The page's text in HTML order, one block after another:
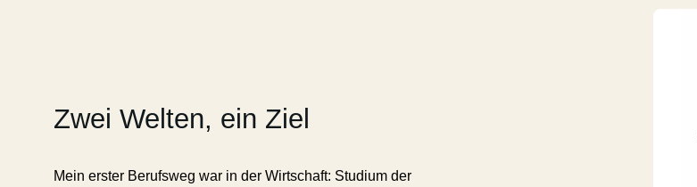
Zwei Welten, ein Ziel
Mein erster Berufsweg war in der Wirtschaft: Studium der